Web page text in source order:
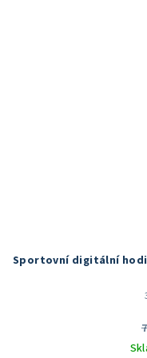
Sportovní digitální